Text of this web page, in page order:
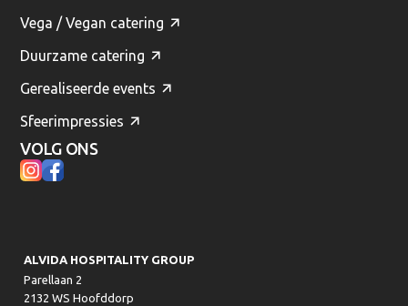
Vega / Vegan catering
Duurzame catering
Gerealiseerde events
Sfeerimpressies
VOLG ONS
ALVIDA HOSPITALITY GROUP
Parellaan 2
2132 WS Hoofddorp